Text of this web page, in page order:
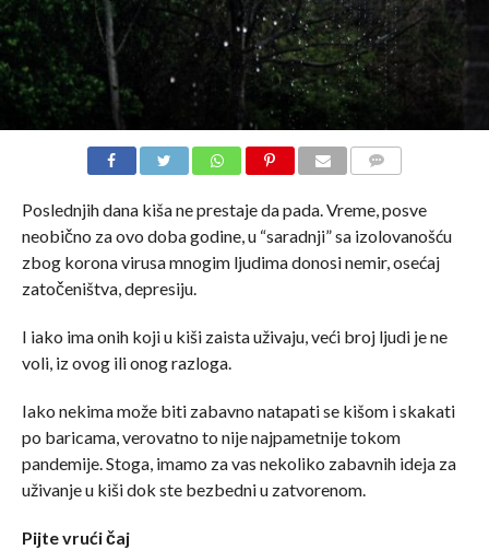
Poslednjih dana kiša ne prestaje da pada. Vreme, posve
neobično za ovo doba godine, u “saradnji” sa izolovanošću
zbog korona virusa mnogim ljudima donosi nemir, osećaj
zatočeništva, depresiju.
I iako ima onih koji u kiši zaista uživaju, veći broj ljudi je ne
voli, iz ovog ili onog razloga.
Iako nekima može biti zabavno natapati se kišom i skakati
po baricama, verovatno to nije najpametnije tokom
pandemije. Stoga, imamo za vas nekoliko zabavnih ideja za
uživanje u kiši dok ste bezbedni u zatvorenom.
Pijte vrući čaj